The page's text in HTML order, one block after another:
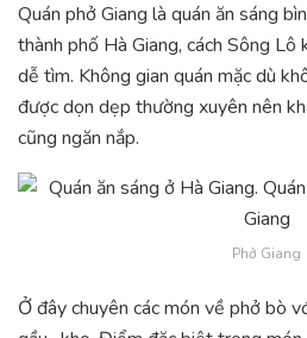
Quán phở Giang là quán ăn sáng
thành phố Hà Giang, cách Sông
dễ tìm. Không gian quán mặc dù
được dọn dẹp thường xuyên nên
cũng ngăn nắp.
Phở Giang
Ở đây chuyên các món về phở bò